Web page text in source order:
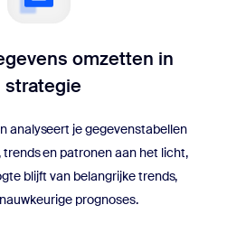
omzetten in
strategie
analyseert je gegevenstabellen
en patronen aan het licht,
blijft van belangrijke trends,
prognoses.